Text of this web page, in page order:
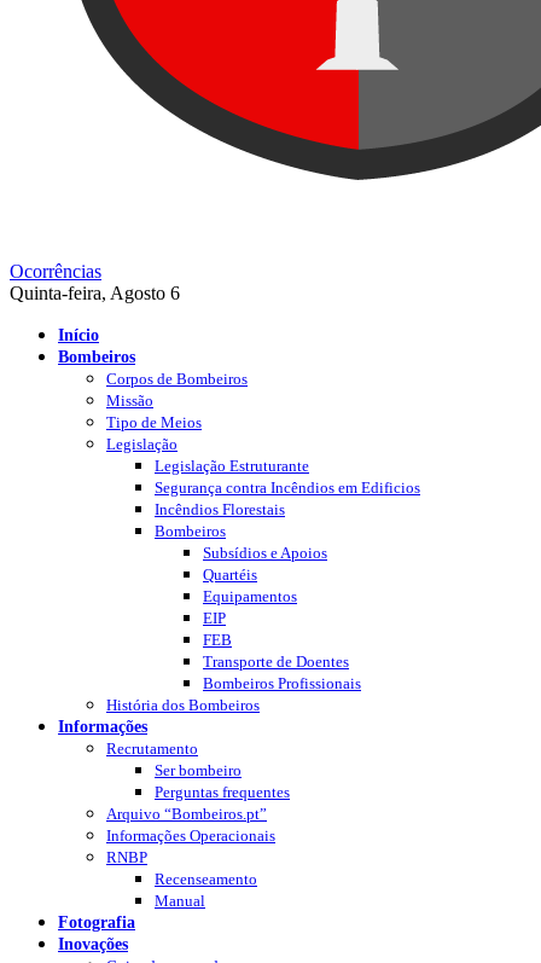
Ocorrências
Quinta-feira, Agosto 6
Início
Bombeiros
Corpos de Bombeiros
Missão
Tipo de Meios
Legislação
Legislação Estruturante
Segurança contra Incêndios em Edificios
Incêndios Florestais
Bombeiros
Subsídios e Apoios
Quartéis
Equipamentos
EIP
FEB
Transporte de Doentes
Bombeiros Profissionais
História dos Bombeiros
Informações
Recrutamento
Ser bombeiro
Perguntas frequentes
Arquivo “Bombeiros.pt”
Informações Operacionais
RNBP
Recenseamento
Manual
Fotografia
Inovações